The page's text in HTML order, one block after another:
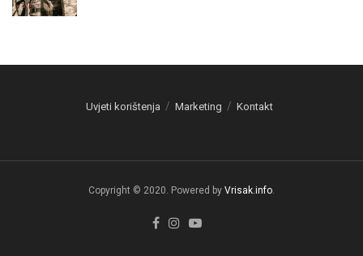
Uvjeti korištenja Marketing Kontakt
Copyright © 2020. Powered by Vrisak.info